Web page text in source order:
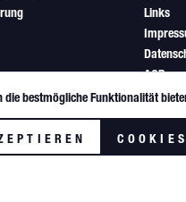
Links
AGB
Cookie-
die bestmögliche Funktionalität